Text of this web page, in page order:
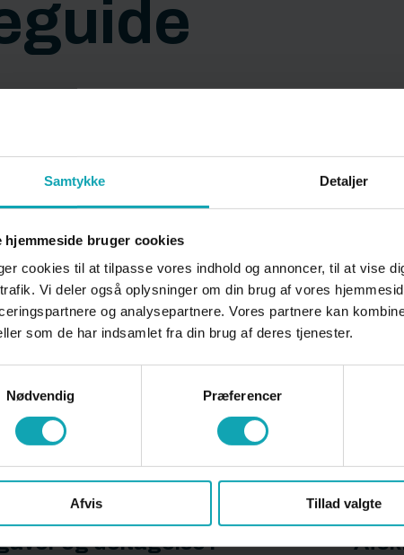
Samtykke Detaljer
hjemmeside bruger cookies
cookies til at tilpasse vores indhold og annoncer, til at vise
Vi deler også oplysninger om din brug af vores
og analysepartnere. Vores partnere kan
som de har indsamlet fra din brug af deres tjenester.
Nødvendig
Præferencer
Afvis Tillad valgte
- Timeout
og deltagelse i